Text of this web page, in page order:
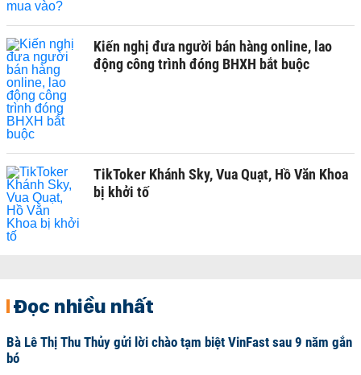
Kiến nghị đưa người bán hàng online, lao
động công trình đóng BHXH bắt buộc
TikToker Khánh Sky, Vua Quạt, Hồ Văn Khoa
bị khởi tố
Đọc nhiều nhất
Bà Lê Thị Thu Thủy gửi lời chào tạm biệt VinFast sau 9 năm gắn
bó